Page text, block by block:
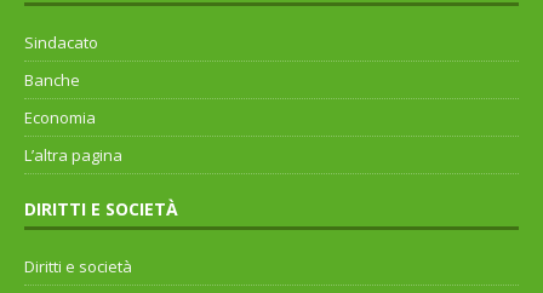
Sindacato
Banche
Economia
L’altra pagina
DIRITTI E SOCIETÀ
Diritti e società